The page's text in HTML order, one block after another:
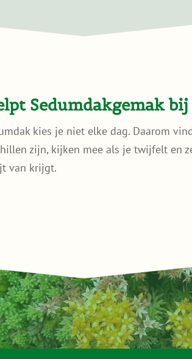
Sedumdakgemak
kies je niet elke dag. Daarom
zijn, kijken mee als je twijfelt en
van krijgt.